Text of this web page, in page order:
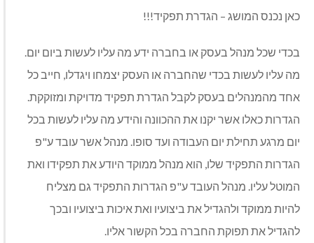
כאן נכנס המושג – הגדרת תפקיד!!!
בכדי שכל מנהל בעסק או בחברה ידע מה עליו לעשות ביום יום.
מה עליו לעשות בכדי שהחברה או העסק יצמחו ויגדלו, חייב כל
אחד מהמנהלים בעסק לקבל הגדרת תפקיד מדויקת ומזוקקת.
הגדרות כאלו אשר יקנו את ההכוונה והידע מה עליו לעשות בכל
יום מרגע תחילת יום העבודה ועד סופו. מנהל אשר עובד ע"פ
הגדרות התפקיד שלו, הוא מנהל ממוקד היודע את תפקידו ואת
המוטל עליו. מנהל העובד ע"פ הגדרות התפקיד גם מצליח
להיות ממוקד ולהגדיל את ביצועיו ואת איכות ביצועיו ובכך
להגדיל את תפוקת החברה בכל הקשור אליו.